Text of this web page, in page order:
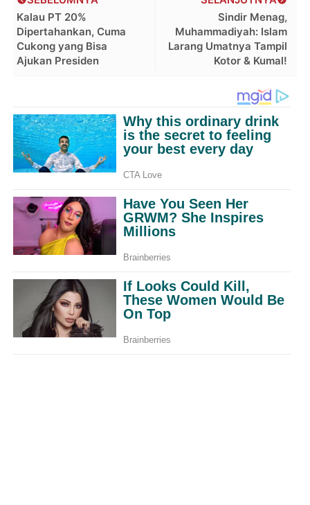
Sindir Menag,
Muhammadiyah: Islam
Larang Umatnya Tampil
Kotor & Kumal!
Kalau PT 20%
Dipertahankan, Cuma
Cukong yang Bisa
Ajukan Presiden